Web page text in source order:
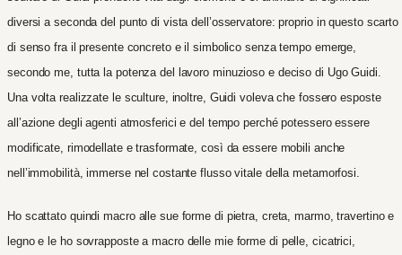
diversi a seconda del punto di vista dell’osservatore: proprio in questo scarto
di senso fra il presente concreto e il simbolico senza tempo emerge,
secondo me, tutta la potenza del lavoro minuzioso e deciso di Ugo Guidi.
Una volta realizzate le sculture, inoltre, Guidi voleva che fossero esposte
all’azione degli agenti atmosferici e del tempo perché potessero essere
modificate, rimodellate e trasformate, così da essere mobili anche
nell’immobilità, immerse nel costante flusso vitale della metamorfosi.
Ho scattato quindi macro alle sue forme di pietra, creta, marmo, travertino e
legno e le ho sovrapposte a macro delle mie forme di pelle, cicatrici,